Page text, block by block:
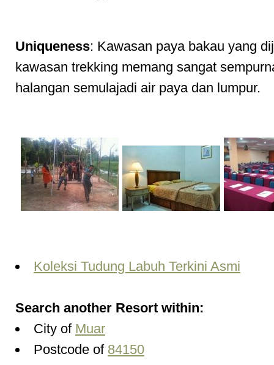
Uniqueness: Kawasan paya bakau yang
kawasan trekking memang sangat
halangan semulajadi air paya dan lumpur.
Koleksi Tudung Labuh Terkini Asmi
Search another Resort within:
City of Muar
Postcode of 84150